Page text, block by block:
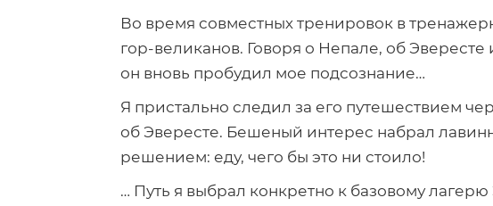
Во время совместных тренировок в
гор-великанов. Говоря о Непале, об
он вновь пробудил мое подсознание…
Я пристально следил за его путешествием
об Эвересте. Бешеный интерес набрал
решением: еду, чего бы это ни стоило!
… Путь я выбрал конкретно к базовому